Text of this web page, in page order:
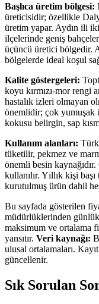
Başlıca üretim bölgesi:
üreticisidir; özellikle
üretim yapar. Aydın ili
ilçelerinde geniş
üçüncü üretici bölgedir.
bölgelerde ideal koşul
Kalite göstergeleri:
koyu kırmızı-mor rengi
hastalık izleri olmayan
önemlidir; çok yumuşak
kokusu belirgin, sap
Kullanım alanları:
tüketilir, pekmez ve
önemli besin kaynağıdır.
kullanılır. Yıllık kişi
kurutulmuş ürün dahil
Bu sayfada gösterilen
müdürlüklerinden
maksimum ve ortalama
yansıtır. Veri kaynağı:
ulusal ortalamaları.
güncellenir.
Sık Sorulan